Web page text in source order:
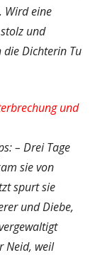
Wird eine
und
Dichterin Tu
und
– Drei Tage
sie von
spurt sie
und Diebe,
Neid, weil